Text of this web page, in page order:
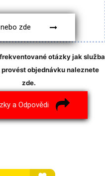
nebo zde
otázky jak služba
objednávku naleznete
zde.
a Odpovědi